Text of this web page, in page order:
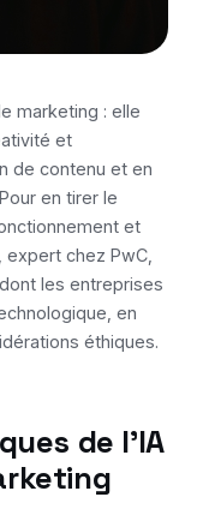
marketing : elle
et
de contenu et en
en tirer le
et
chez PwC,
les entreprises
en
éthiques.
de l'IA